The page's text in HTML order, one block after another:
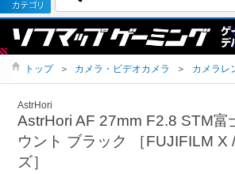
トップ ＞ カメラ・ビデオカメラ ＞ カメラレ
AstrHori
AstrHori AF 27mm F2.8 STM富
ウント ブラック ［FUJIFILM X
ズ］